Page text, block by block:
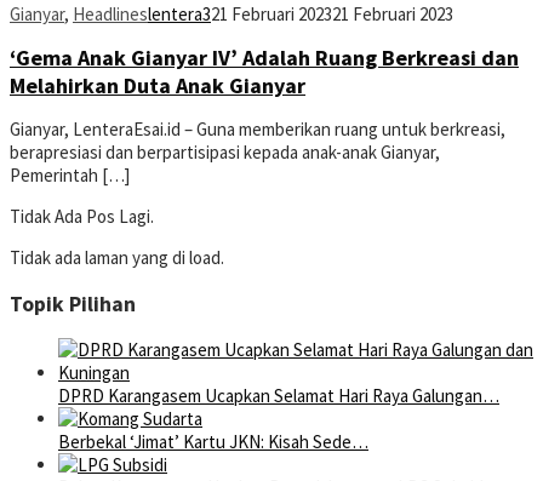
Gianyar, Headlineslentera321 Februari 202321 Februari 2023
‘Gema Anak Gianyar IV’ Adalah Ruang Berkreasi dan
Melahirkan Duta Anak Gianyar
Gianyar, LenteraEsai.id – Guna memberikan ruang untuk berkreasi,
berapresiasi dan berpartisipasi kepada anak-anak Gianyar,
Pemerintah […]
Tidak Ada Pos Lagi.
Tidak ada laman yang di load.
Topik Pilihan
DPRD Karangasem Ucapkan Selamat Hari Raya Galungan…
Berbekal ‘Jimat’ Kartu JKN: Kisah Sede…